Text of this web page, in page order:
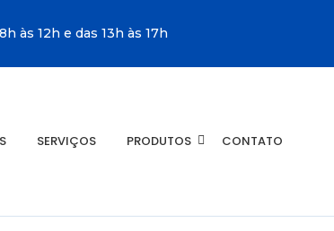
às 12h e das 13h às 17h
SERVIÇOS PRODUTOS CONTATO